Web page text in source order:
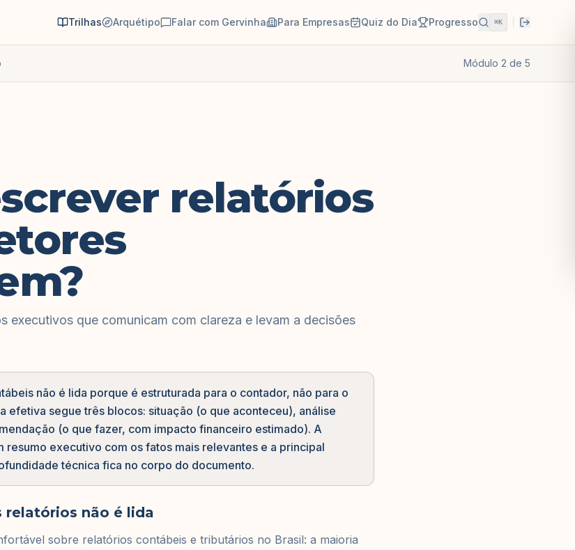
Trilhas Arquétipo Falar com Gervinha Para Empresas Quiz do Dia Progresso ⌘K
Módulo 2 de 5
relatórios
executivos que comunicam com clareza e levam a decisões
não é lida porque é estruturada para o contador, não para o
efetiva segue três blocos: situação (o que aconteceu), análise
(o que fazer, com impacto financeiro estimado). A
resumo executivo com os fatos mais relevantes e a principal
técnica fica no corpo do documento.
relatórios não é lida
sobre relatórios contábeis e tributários no Brasil: a maioria